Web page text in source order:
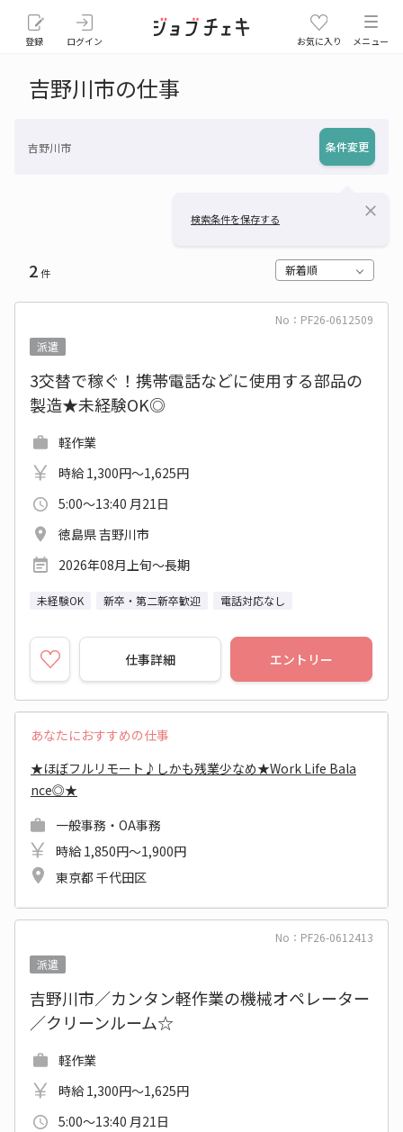
登録 ログイン お気に入り メニュー
吉野川市の仕事
吉野川市 条件変更
検索条件を保存する close
2件 新着順
No：PF26-0612509
派遣
3交替で稼ぐ！携帯電話などに使用する部品の
製造★未経験OK◎
軽作業
時給 1,300円～1,625円
5:00～13:40 月21日
徳島県 吉野川市
2026年08月上旬～長期
未経験OK 新卒・第二新卒歓迎 電話対応なし
仕事詳細 エントリー
あなたにおすすめの仕事
★ほぼフルリモート♪しかも残業少なめ★Work Life Bala
nce◎★
一般事務・OA事務
時給 1,850円～1,900円
東京都 千代田区
No：PF26-0612413
派遣
吉野川市／カンタン軽作業の機械オペレーター
／クリーンルーム☆
軽作業
時給 1,300円～1,625円
5:00～13:40 月21日